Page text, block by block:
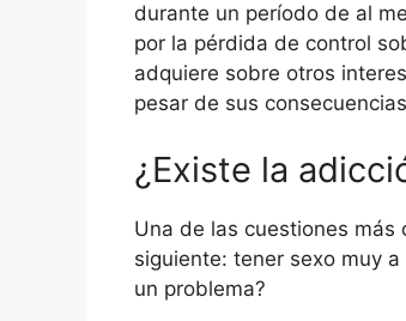
durante un período de al
por la pérdida de control
adquiere sobre otros
pesar de sus
¿Existe la
Una de las cuestiones
siguiente: tener sexo muy
un problema?